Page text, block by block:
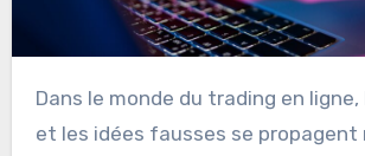
Dans le monde du trading en ligne, les rumeurs
et les idées fausses se propagent